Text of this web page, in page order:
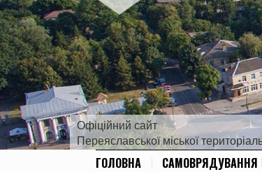
Офіційний сайт
Переяславської міської
ГОЛОВНА САМОВРЯДУВАННЯ